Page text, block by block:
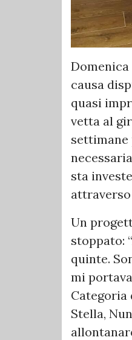
causa
quasi
vetta al
settimane
sta
Un
stoppato:
quinte.
mi
Categoria
Stella,